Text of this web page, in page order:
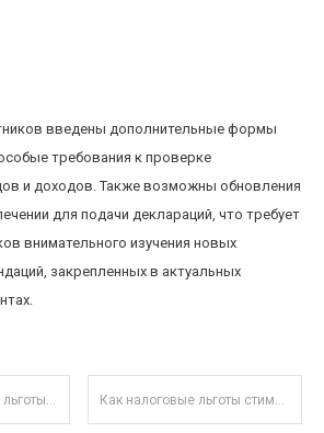
введены дополнительные формы
требования к проверке
и доходов. Также возможны обновления
для подачи деклараций, что требует
внимательного изучения новых
закрепленных в актуальных
по записям
не упустить выгоду Как налоговые льготы стимулируют зеленые технологии: примеры успешных кейсов